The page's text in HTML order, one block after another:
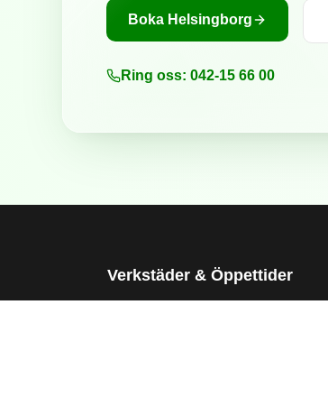
Boka Helsingborg
Ring oss: 042-15 66 00
Verkstäder & Öppettider